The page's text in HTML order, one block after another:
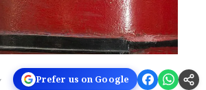
Prefer us on Google